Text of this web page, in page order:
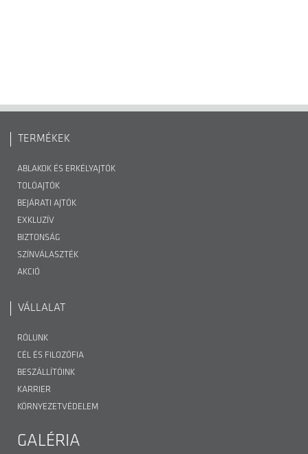
TERMÉKEK
ABLAKOK ÉS ERKÉLYAJTÓK
TOLÓAJTÓK
BEJÁRATI AJTÓK
EXKLUZÍV
BIZTONSÁG
SZÍNVÁLASZTÉK
AKCIÓ
VÁLLALAT
RÓLUNK
CÉL ÉS FILOZÓFIA
BESZÁLLÍTÓINK
KARRIER
KÖRNYEZETVÉDELEM
GALÉRIA